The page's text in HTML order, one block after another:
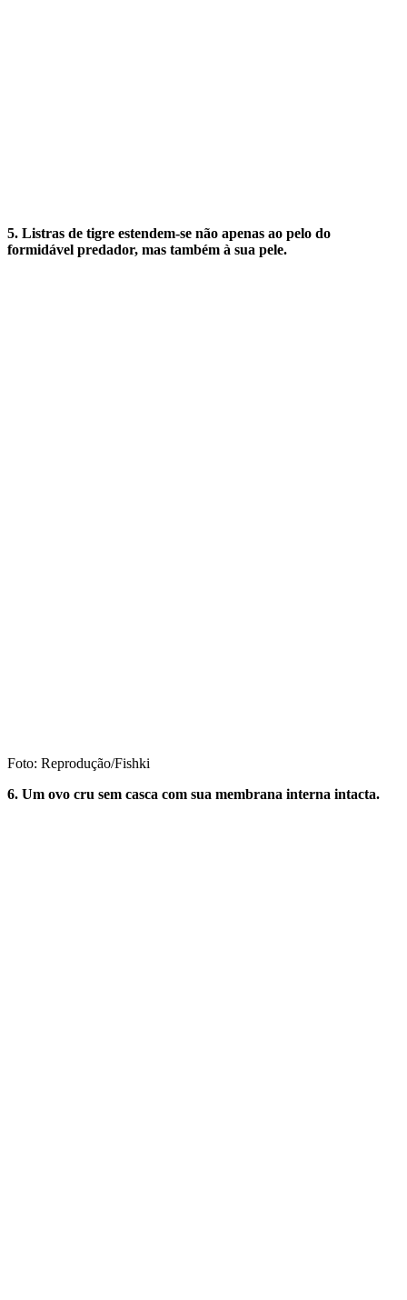
5. Listras de tigre estendem-se não apenas ao pelo do
formidável predador, mas também à sua pele.
Foto: Reprodução/Fishki
6. Um ovo cru sem casca com sua membrana interna intacta.